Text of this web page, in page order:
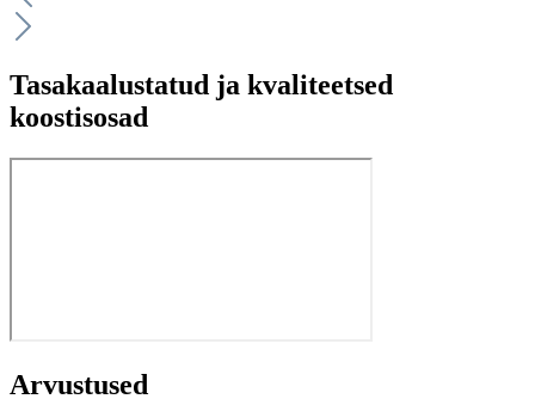
Tasakaalustatud ja kvaliteetsed
koostisosad
Arvustused